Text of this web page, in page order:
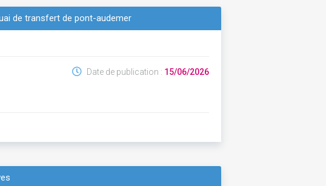
de transfert de pont-audemer
Date de publication : 15/06/2026